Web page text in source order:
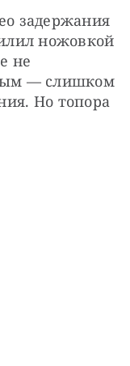
задержания
ножовкой
не
— слишком
Но топора